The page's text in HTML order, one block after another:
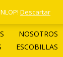
NOSOTROS
ESCOBILLAS
Descartar